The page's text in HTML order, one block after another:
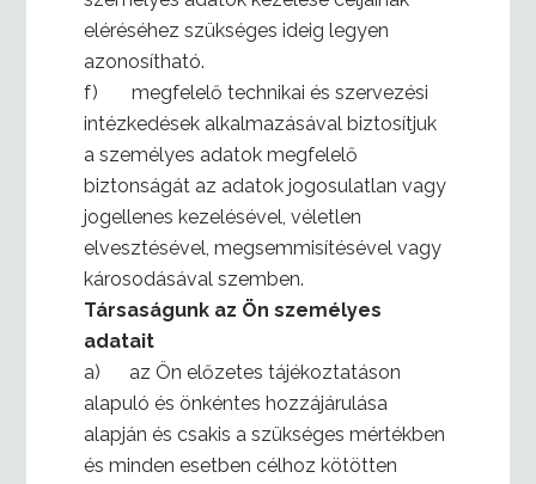
eléréséhez szükséges ideig legyen
azonosítható.
f) megfelelő technikai és szervezési
intézkedések alkalmazásával biztosítjuk
a személyes adatok megfelelő
biztonságát az adatok jogosulatlan vagy
jogellenes kezelésével, véletlen
elvesztésével, megsemmisítésével vagy
károsodásával szemben.
Társaságunk az Ön személyes
adatait
a) az Ön előzetes tájékoztatáson
alapuló és önkéntes hozzájárulása
alapján és csakis a szükséges mértékben
és minden esetben célhoz kötötten